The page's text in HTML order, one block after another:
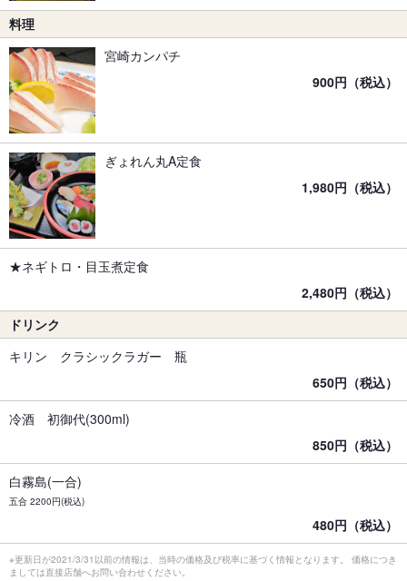
料理
宮崎カンパチ
900円（税込）
ぎょれん丸A定食
1,980円（税込）
★ネギトロ・目玉煮定食
2,480円（税込）
ドリンク
キリン クラシックラガー 瓶
650円（税込）
冷酒 初御代(300ml)
850円（税込）
白霧島(一合)
五合 2200円(税込)
480円（税込）
※更新日が2021/3/31以前の情報は、当時の価格及び税率に基づく情報となります。 価格につき
ましては直接店舗へお問い合わせください。